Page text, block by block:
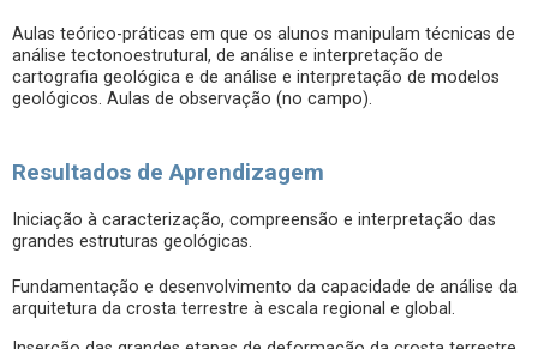
Aulas teórico-práticas em que os alunos manipulam técnicas de
análise tectonoestrutural, de análise e interpretação de
cartografia geológica e de análise e interpretação de modelos
geológicos. Aulas de observação (no campo).
Resultados de Aprendizagem
Iniciação à caracterização, compreensão e interpretação das
grandes estruturas geológicas.
Fundamentação e desenvolvimento da capacidade de análise da
arquitetura da crosta terrestre à escala regional e global.